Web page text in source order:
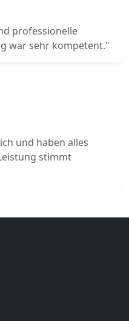
professionelle
war sehr kompetent."
und haben alles
stimmt